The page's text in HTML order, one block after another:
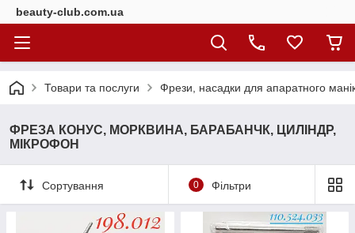
beauty-club.com.ua
Товари та послуги Фрези, насадки для апаратного
ФРЕЗА КОНУС, МОРКВИНА, БАРАБАНЧК, ЦИЛІНДР,
МІКРОФОН
Сортування 0 Фільтри